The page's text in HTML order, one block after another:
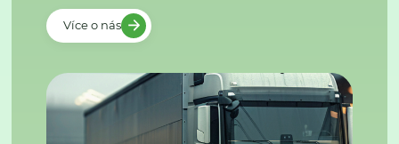
Více o nás